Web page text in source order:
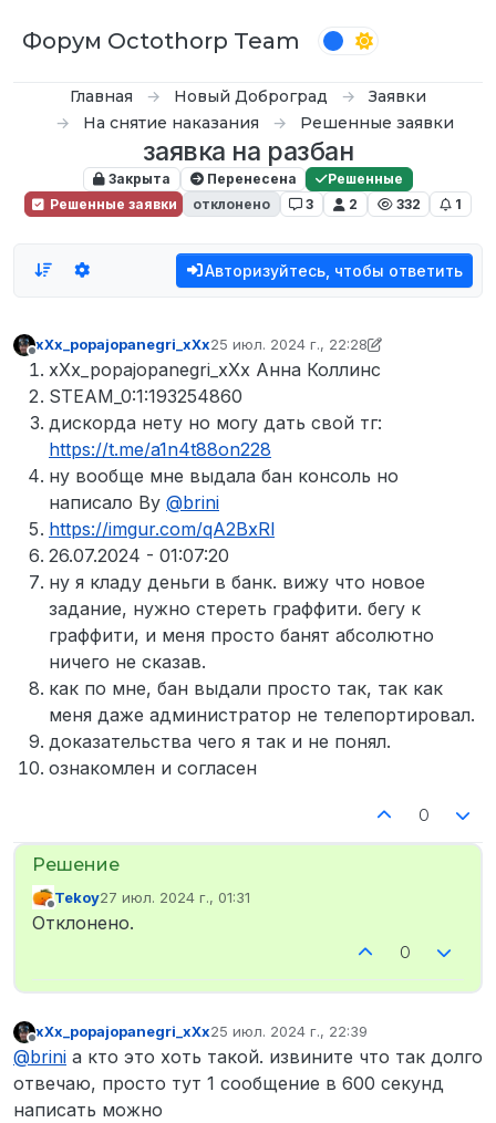
Форум Octothorp Team
Главная Новый Доброград
Заявки
На снятие наказания
Решенные заявки
заявка на разбан
Закрыта Перенесена
Решенные
Решенные заявки
отклонено 3 2 332 1
Авторизуйтесь, чтобы ответить
Не в сети
xXx_popajopanegri_xXx25 июл. 2024 г., 22:28
отредактировано Tekoy
xXx_popajopanegri_xXx Анна Коллинс
STEAM_0:1:193254860
дискорда нету но могу дать свой тг:
https://t.me/a1n4t88on228
ну вообще мне выдала бан консоль но
написало By @brini
https://imgur.com/qA2BxRl
26.07.2024 - 01:07:20
ну я кладу деньги в банк. вижу что новое
задание, нужно стереть граффити. бегу к
граффити, и меня просто банят абсолютно
ничего не сказав.
как по мне, бан выдали просто так, так как
меня даже администратор не телепортировал.
доказательства чего я так и не понял.
ознакомлен и согласен
0
Не в сети
Tekoy27 июл. 2024 г., 01:31
отредактировано
Отклонено.
0
Не в сети
xXx_popajopanegri_xXx25 июл. 2024 г., 22:39
отредактировано
@brini а кто это хоть такой. извините что так долго
отвечаю, просто тут 1 сообщение в 600 секунд
написать можно